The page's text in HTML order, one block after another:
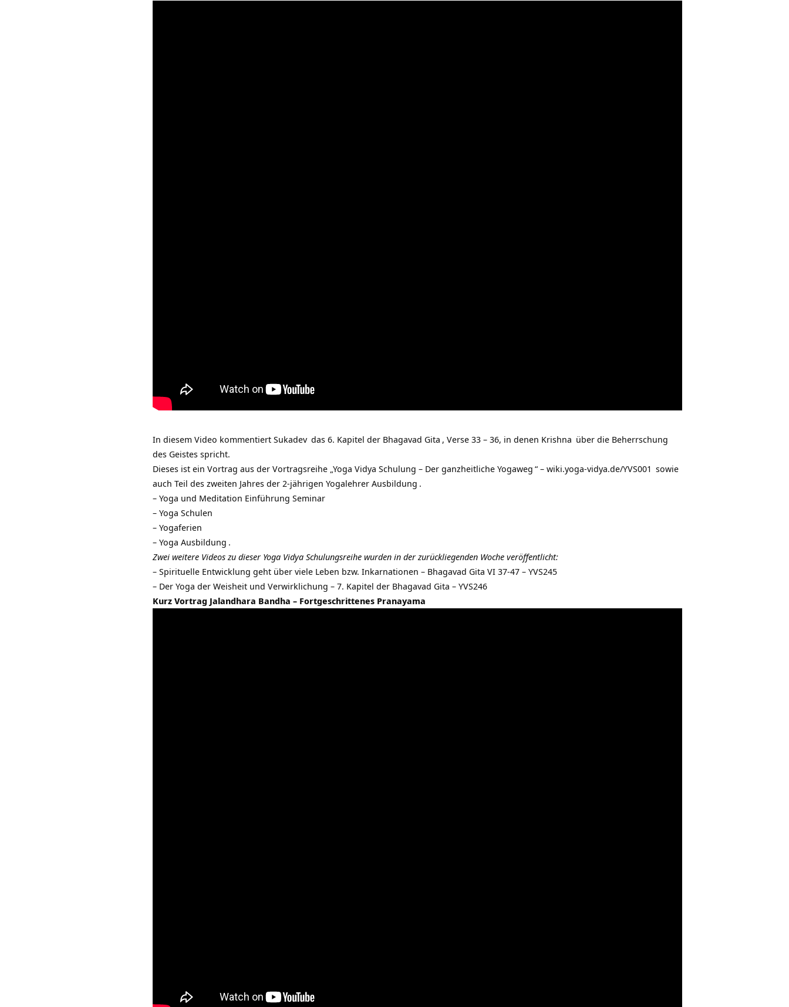
In diesem Video kommentiert Sukadev das 6. Kapitel der Bhagavad Gita , Verse 33 – 36, in denen Krishna über die Beherrschung
des Geistes spricht.
Dieses ist ein Vortrag aus der Vortragsreihe „Yoga Vidya Schulung – Der ganzheitliche Yogaweg “ – wiki.yoga-vidya.de/YVS001 sowie
auch Teil des zweiten Jahres der 2-jährigen Yogalehrer Ausbildung .
– Yoga und Meditation Einführung Seminar
– Yoga Schulen
– Yogaferien
– Yoga Ausbildung .
Zwei weitere Videos zu dieser Yoga Vidya Schulungsreihe wurden in der zurückliegenden Woche veröffentlicht:
– Spirituelle Entwicklung geht über viele Leben bzw. Inkarnationen – Bhagavad Gita VI 37-47 – YVS245
– Der Yoga der Weisheit und Verwirklichung – 7. Kapitel der Bhagavad Gita – YVS246
Kurz Vortrag Jalandhara Bandha – Fortgeschrittenes Pranayama